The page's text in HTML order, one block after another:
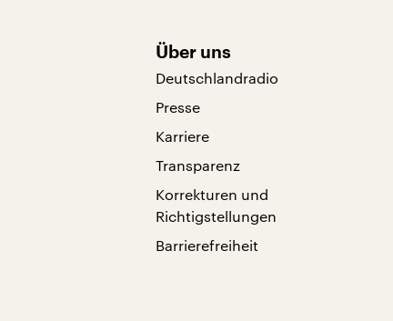
Über uns
Deutschlandradio
Presse
Karriere
Transparenz
Korrekturen und
Richtigstellungen
Barrierefreiheit